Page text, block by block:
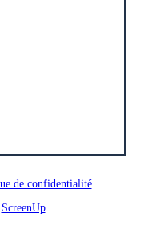
de confidentialité
ScreenUp